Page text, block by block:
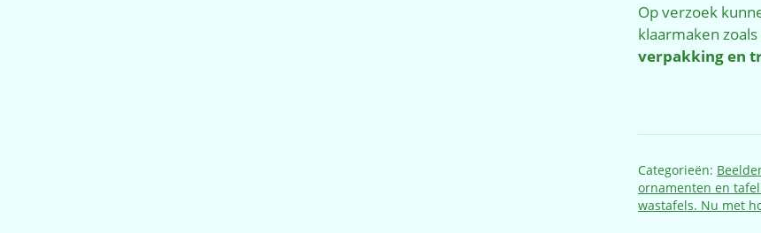
Op verzoek
klaarmaken
verpakking en
Categorieën:
ornamenten en
wastafels. Nu met